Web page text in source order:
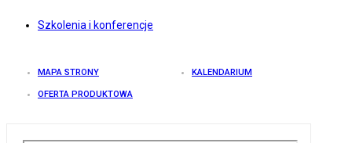
Szkolenia i konferencje
MAPA STRONY KALENDARIUM
OFERTA PRODUKTOWA